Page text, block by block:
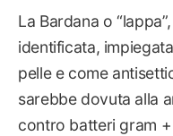
La Bardana o
identificata,
pelle e come
sarebbe dovuta alla
contro batteri gram